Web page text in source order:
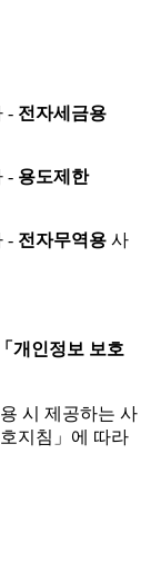
- 전자세금용
- 용도제한
- 전자무역용 사
「개인정보 보호
시 제공하는 사
지침」에 따라